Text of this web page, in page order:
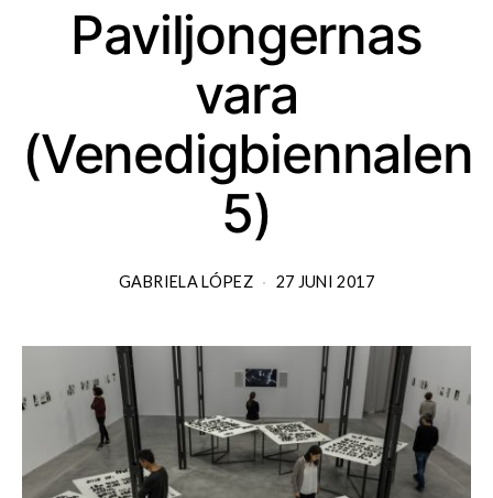
Paviljongernas
vara
(Venedigbiennalen
5)
GABRIELA LÓPEZ 27 JUNI 2017